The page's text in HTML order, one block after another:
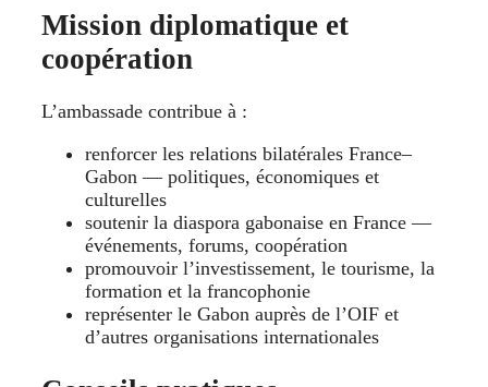
Mission diplomatique et
coopération
L’ambassade contribue à :
renforcer les relations bilatérales France–
Gabon — politiques, économiques et
culturelles
soutenir la diaspora gabonaise en France —
événements, forums, coopération
promouvoir l’investissement, le tourisme, la
formation et la francophonie
représenter le Gabon auprès de l’OIF et
d’autres organisations internationales